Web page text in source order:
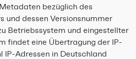
bezüglich des
und dessen Versionsnummer
Betriebssystem und eingestellter
findet eine Übertragung der IP-
IP-Adressen in Deutschland